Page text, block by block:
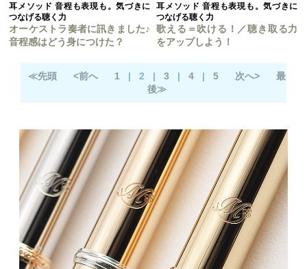
耳メソッド 音程も表現も。気づきに
つなげる聴く力
オーケストラ奏者に訊きました♪
音程感はどう身につけた？
耳メソッド 音程も表現も。気づきに
つなげる聴く力
歌える＝吹ける！／聴き取る力
をアップしよう！
≪先頭 <前へ 1| 2 | 3 | 4| 5 次へ>
最
後≫